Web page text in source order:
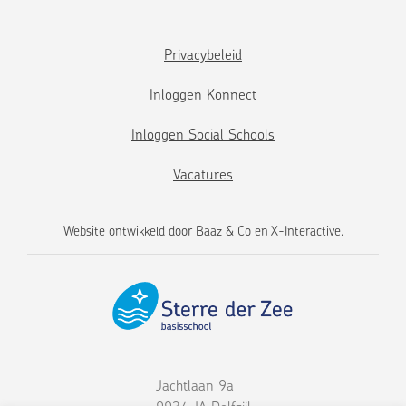
Privacybeleid
Inloggen Konnect
Inloggen Social Schools
Vacatures
Website ontwikkeld door Baaz & Coen X-Interactive.
Jachtlaan 9a